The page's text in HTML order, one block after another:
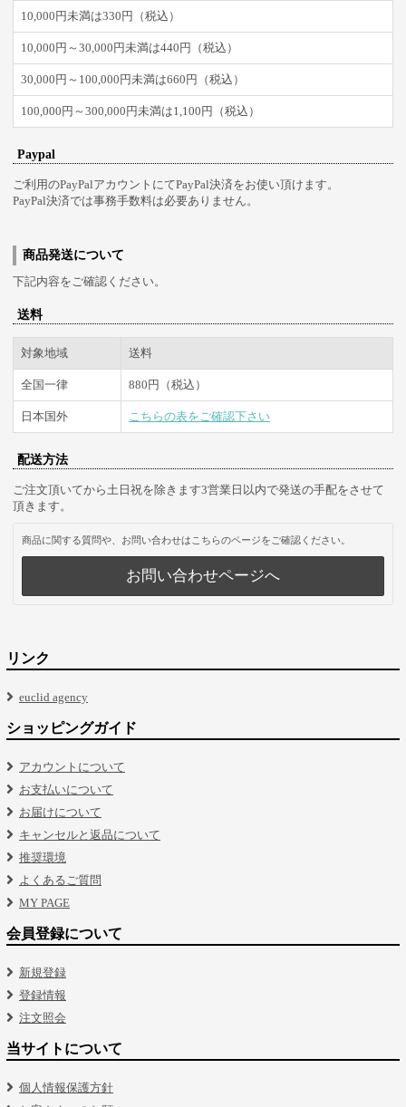
10,000円未満は330円（税込）
10,000円～30,000円未満は440円（税込）
30,000円～100,000円未満は660円（税込）
100,000円～300,000円未満は1,100円（税込）
Paypal
ご利用のPayPalアカウントにてPayPal決済をお使い頂けます。
PayPal決済では事務手数料は必要ありません。
商品発送について
下記内容をご確認ください。
送料
対象地域 送料
全国一律 880円（税込）
日本国外 こちらの表をご確認下さい
配送方法
ご注文頂いてから土日祝を除きます3営業日以内で発送の手配をさせて
頂きます。
商品に関する質問や、お問い合わせはこちらのページをご確認ください。
お問い合わせページへ
リンク
euclid agency
ショッピングガイド
アカウントについて
お支払いについて
お届けについて
キャンセルと返品について
推奨環境
よくあるご質問
MY PAGE
会員登録について
新規登録
登録情報
注文照会
当サイトについて
個人情報保護方針